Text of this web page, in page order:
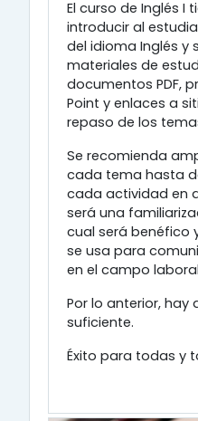
El curso de Inglés I
introducir al
del idioma Inglés y
materiales de
documentos PDF,
Point y enlaces a
repaso de los
Se recomienda
cada tema hasta
cada actividad en
será una
cual será benéfico
se usa para
en el campo
Por lo anterior, hay
suficiente.
Éxito para todas y